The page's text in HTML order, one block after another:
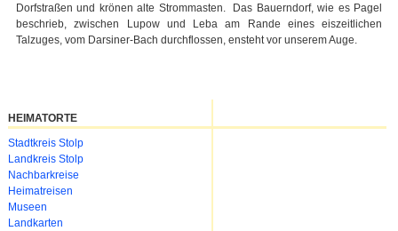
Dorfstraßen und krönen alte Strommasten. Das Bauerndorf, wie es Pagel
beschrieb, zwischen Lupow und Leba am Rande eines eiszeitlichen
Talzuges, vom Darsiner-Bach durchflossen, ensteht vor unserem Auge.
HEIMATORTE
Navigation
überspringen
Stadtkreis Stolp
Landkreis Stolp
Nachbarkreise
Heimatreisen
Museen
Landkarten